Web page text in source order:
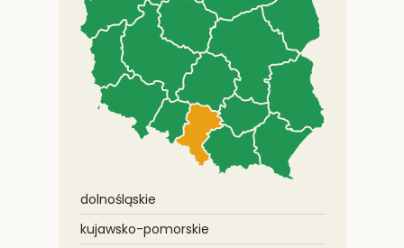
dolnośląskie
kujawsko-pomorskie